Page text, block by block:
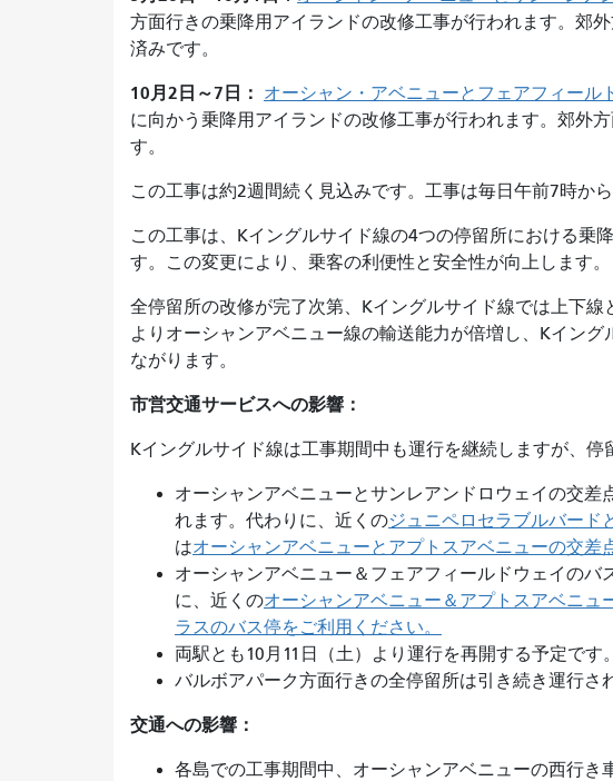
方面行きの乗降用アイランドの改修工事が行われます。郊
済みです。
10月2日～7日： オーシャン・アベニューとフェアフィール
に向かう乗降用アイランドの改修工事が行われます。郊外
す。
この工事は約​​2週間続く見込みです。工事は毎日午前7時か
この工事は、Kイングルサイド線の4つの停留所における乗
す。この変更により、乗客の利便性と安全性が向上します。
全停留所の改修が完了次第、Kイングルサイド線では上下
よりオーシャンアベニュー線の輸送能力が倍増し、Kイン
ながります。
市営交通サービスへの影響：
Kイングルサイド線は工事期間中も運行を継続しますが、
オーシャンアベニューとサンレアンドロウェイの交差
れます。代わりに、近くのジュニペロセラブルバード
はオーシャンアベニューとアプトスアベニューの交差
オーシャンアベニュー＆フェアフィールドウェイのバ
に、近くのオーシャンアベニュー＆アプトスアベニュ
ラスのバス停をご利用ください。
両駅とも10月11日（土）より運行を再開する予定です。
バルボアパーク方面行きの全停留所は引き続き運行さ
交通への影響：
各島での工事期間中、オーシャンアベニューの西行き